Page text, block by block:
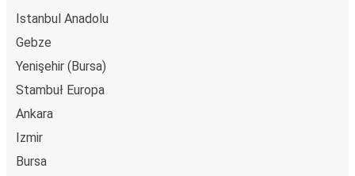
Istanbul Anadolu
Gebze
Yenişehir (Bursa)
Stambuł Europa
Ankara
Izmir
Bursa